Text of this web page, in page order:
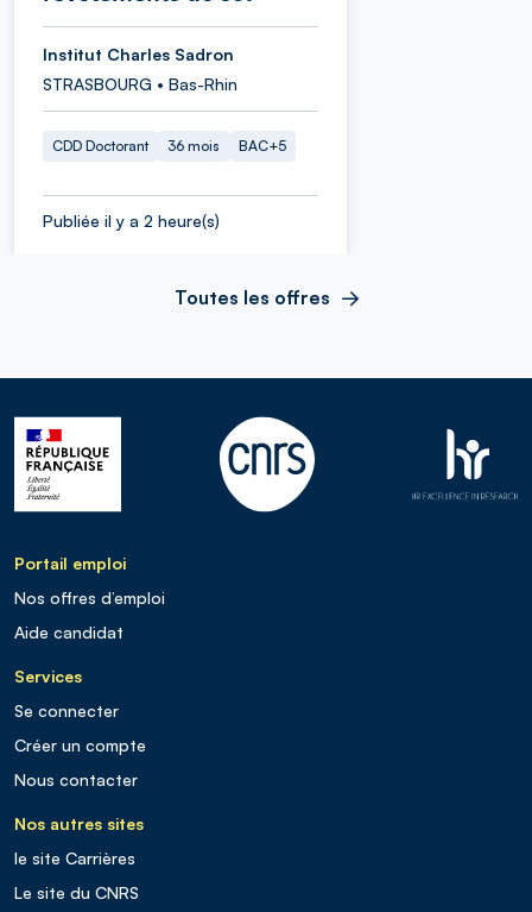
Institut Charles Sadron
STRASBOURG • Bas-Rhin
CDD Doctorant 36 mois BAC+5
Publiée il y a 2 heure(s)
Toutes les offres
Portail emploi
Nos offres d’emploi
Aide candidat
Services
Se connecter
Créer un compte
Nous contacter
Nos autres sites
le site Carrières
Le site du CNRS